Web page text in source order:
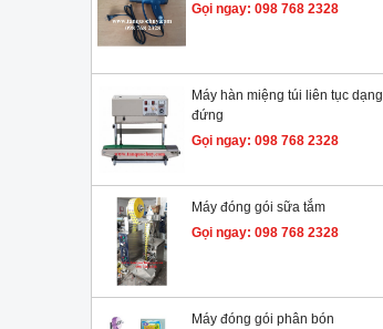
Gọi ngay: 098 768 2328
Máy hàn miệng túi liên tục dạng
đứng
Gọi ngay: 098 768 2328
Máy đóng gói sữa tắm
Gọi ngay: 098 768 2328
Máy đóng gói phân bón